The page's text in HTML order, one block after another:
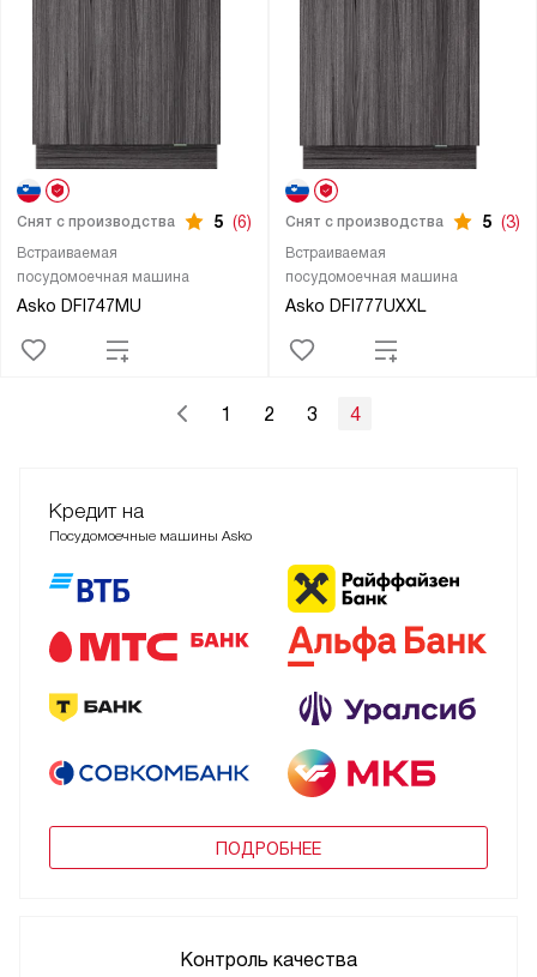
Встраиваемая
посудомоечная машина
Asko DFI747MU
Снят с производства 5 (6)
Встраиваемая
посудомоечная машина
Asko DFI777UXXL
Снят с производства 5 (3)
1 2 3 4
Кредит на
Посудомоечные машины Asko
ПОДРОБНЕЕ
Контроль качества